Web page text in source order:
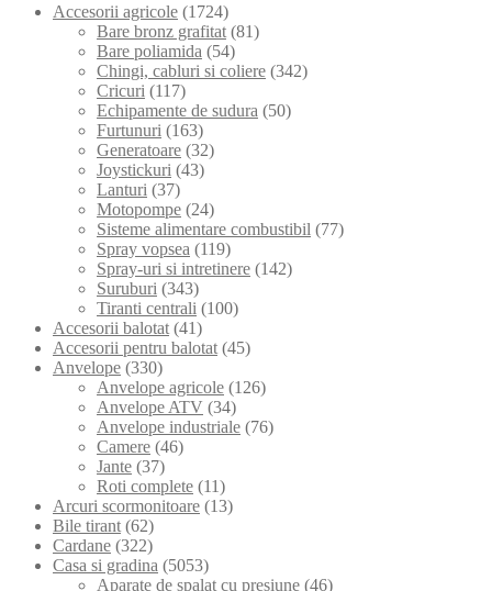
Accesorii agricole (1724)
Bare bronz grafitat (81)
Bare poliamida (54)
Chingi, cabluri si coliere (342)
Cricuri (117)
Echipamente de sudura (50)
Furtunuri (163)
Generatoare (32)
Joystickuri (43)
Lanturi (37)
Motopompe (24)
Sisteme alimentare combustibil (77)
Spray vopsea (119)
Spray-uri si intretinere (142)
Suruburi (343)
Tiranti centrali (100)
Accesorii balotat (41)
Accesorii pentru balotat (45)
Anvelope (330)
Anvelope agricole (126)
Anvelope ATV (34)
Anvelope industriale (76)
Camere (46)
Jante (37)
Roti complete (11)
Arcuri scormonitoare (13)
Bile tirant (62)
Cardane (322)
Casa si gradina (5053)
Aparate de spalat cu presiune (46)